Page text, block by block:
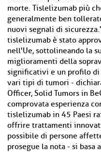
morte. Tislelizumab più
generalmente ben
nuovi segnali di
tislelizumab è stato
nell'Ue, sottolineando la
miglioramenti della
significativi e un profilo di
vari tipi di tumori -
Officer, Solid Tumors in
comprovata esperienza
tislelizumab in 45 Paesi
offrire trattamenti
possibile di persone
prosegue la nota - si basa